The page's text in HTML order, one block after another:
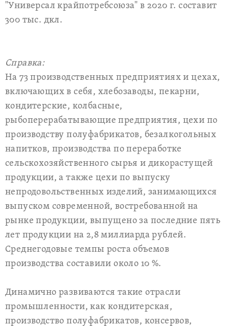
"Универсал крайпотребсоюза" в 2020 г. составит
300 тыс. дкл.
Справка:
На 73 производственных предприятиях и цехах,
включающих в себя, хлебозаводы, пекарни,
кондитерские, колбасные,
рыбоперерабатывающие предприятия, цехи по
производству полуфабрикатов, безалкогольных
напитков, производства по переработке
сельскохозяйственного сырья и дикорастущей
продукции, а также цехи по выпуску
непродовольственных изделий, занимающихся
выпуском современной, востребованной на
рынке продукции, выпущено за последние пять
лет продукции на 2,8 миллиарда рублей.
Среднегодовые темпы роста объемов
производства составили около 10 %.
Динамично развиваются такие отрасли
промышленности, как кондитерская,
производство полуфабрикатов, консервов,